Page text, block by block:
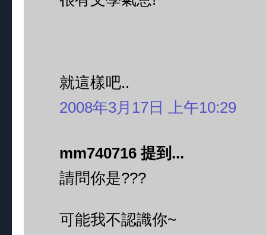
就這樣吧..
2008年3月17日 上午10:29
mm740716 提到...
請問你是???
可能我不認識你~